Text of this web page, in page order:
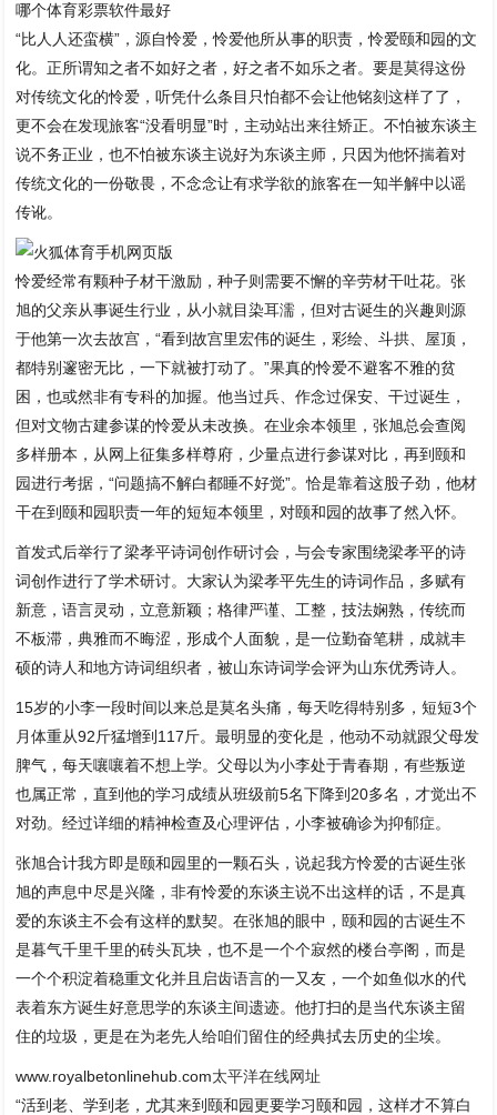
哪个体育彩票软件最好
“比人人还蛮横”，源自怜爱，怜爱他所从事的职责，怜爱颐和园的文
化。正所谓知之者不如好之者，好之者不如乐之者。要是莫得这份
对传统文化的怜爱，听凭什么条目只怕都不会让他铭刻这样了了，
更不会在发现旅客“没看明显”时，主动站出来往矫正。不怕被东谈主
说不务正业，也不怕被东谈主说好为东谈主师，只因为他怀揣着对
传统文化的一份敬畏，不念念让有求学欲的旅客在一知半解中以谣
传讹。
怜爱经常有颗种子材干激励，种子则需要不懈的辛劳材干吐花。张
旭的父亲从事诞生行业，从小就目染耳濡，但对古诞生的兴趣则源
于他第一次去故宫，“看到故宫里宏伟的诞生，彩绘、斗拱、屋顶，
都特别邃密无比，一下就被打动了。”果真的怜爱不避客不雅的贫
困，也或然非有专科的加握。他当过兵、作念过保安、干过诞生，
但对文物古建参谋的怜爱从未改换。在业余本领里，张旭总会查阅
多样册本，从网上征集多样尊府，少量点进行参谋对比，再到颐和
园进行考据，“问题搞不解白都睡不好觉”。恰是靠着这股子劲，他材
干在到颐和园职责一年的短短本领里，对颐和园的故事了然入怀。
首发式后举行了梁孝平诗词创作研讨会，与会专家围绕梁孝平的诗
词创作进行了学术研讨。大家认为梁孝平先生的诗词作品，多赋有
新意，语言灵动，立意新颖；格律严谨、工整，技法娴熟，传统而
不板滞，典雅而不晦涩，形成个人面貌，是一位勤奋笔耕，成就丰
硕的诗人和地方诗词组织者，被山东诗词学会评为山东优秀诗人。
15岁的小李一段时间以来总是莫名头痛，每天吃得特别多，短短3个
月体重从92斤猛增到117斤。最明显的变化是，他动不动就跟父母发
脾气，每天嚷嚷着不想上学。父母以为小李处于青春期，有些叛逆
也属正常，直到他的学习成绩从班级前5名下降到20多名，才觉出不
对劲。经过详细的精神检查及心理评估，小李被确诊为抑郁症。
张旭合计我方即是颐和园里的一颗石头，说起我方怜爱的古诞生张
旭的声息中尽是兴隆，非有怜爱的东谈主说不出这样的话，不是真
爱的东谈主不会有这样的默契。在张旭的眼中，颐和园的古诞生不
是暮气千里千里的砖头瓦块，也不是一个个寂然的楼台亭阁，而是
一个个积淀着稳重文化并且启齿语言的一又友，一个如鱼似水的代
表着东方诞生好意思学的东谈主间遗迹。他打扫的是当代东谈主留
住的垃圾，更是在为老先人给咱们留住的经典拭去历史的尘埃。
www.royalbetonlinehub.com太平洋在线网址
“活到老、学到老，尤其来到颐和园更要学习颐和园，这样才不算白